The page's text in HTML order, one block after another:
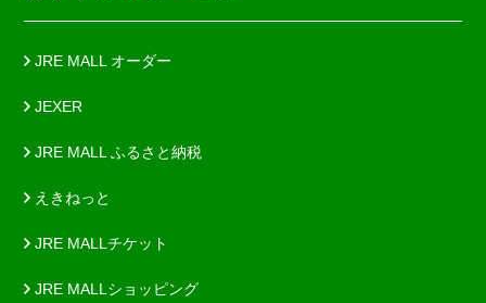
JRE MALL オーダー
JEXER
JRE MALL ふるさと納税
えきねっと
JRE MALLチケット
JRE MALLショッピング